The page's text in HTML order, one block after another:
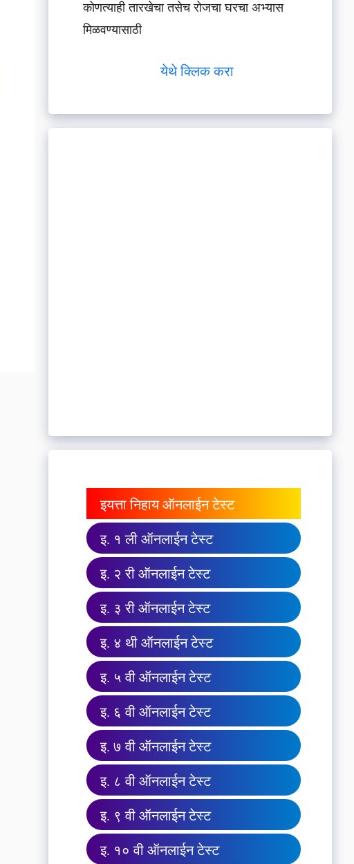
कोणत्याही तारखेचा तसेच रोजचा घरचा अभ्यास
मिळवण्यासाठी
येथे क्लिक करा
इयत्ता निहाय ऑनलाईन टेस्ट
इ. १ ली ऑनलाईन टेस्ट
इ. २ री ऑनलाईन टेस्ट
इ. ३ री ऑनलाईन टेस्ट
इ. ४ थी ऑनलाईन टेस्ट
इ. ५ वी ऑनलाईन टेस्ट
इ. ६ वी ऑनलाईन टेस्ट
इ. ७ वी ऑनलाईन टेस्ट
इ. ८ वी ऑनलाईन टेस्ट
इ. ९ वी ऑनलाईन टेस्ट
इ. १० वी ऑनलाईन टेस्ट